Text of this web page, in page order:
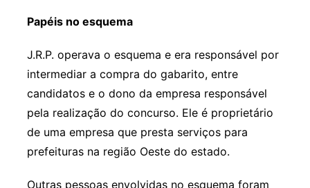
Papéis no esquema
J.R.P. operava o esquema e era responsável por
intermediar a compra do gabarito, entre
candidatos e o dono da empresa responsável
pela realização do concurso. Ele é proprietário
de uma empresa que presta serviços para
prefeituras na região Oeste do estado.
Outras pessoas envolvidas no esquema foram